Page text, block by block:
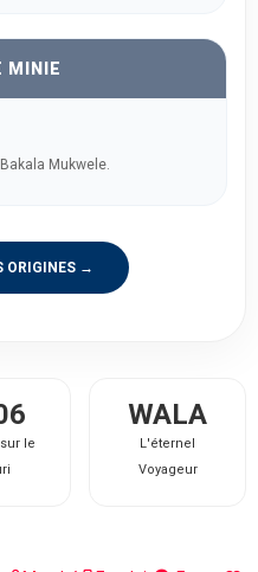
MINIE
Mukwele.
ORIGINES →
le
WALA
L'éternel
Voyageur